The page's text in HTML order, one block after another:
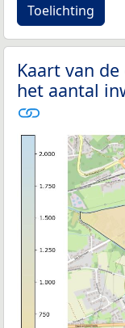
Toelichting
Kaart van
het aantal